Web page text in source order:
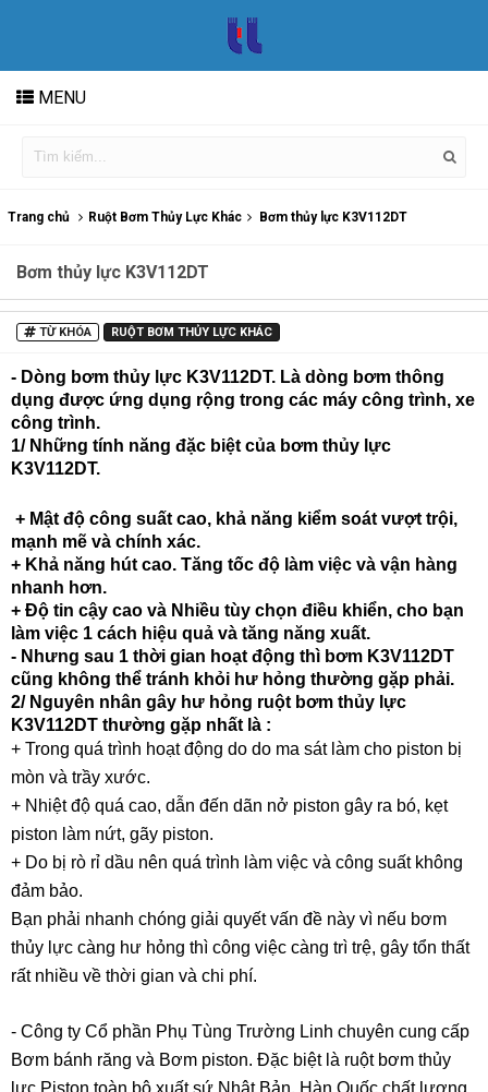
MENU
Trang chủ Ruột Bơm Thủy Lực Khác Bơm thủy lực K3V112DT
Bơm thủy lực K3V112DT
TỪ KHÓA RUỘT BƠM THỦY LỰC KHÁC
- Dòng bơm thủy lực K3V112DT. Là dòng bơm thông
dụng được ứng dụng rộng trong các máy công trình, xe
công trình.
1/ Những tính năng đặc biệt của bơm thủy lực
K3V112DT.
+ Mật độ công suất cao, khả năng kiểm soát vượt trội,
mạnh mẽ và chính xác.
+ Khả năng hút cao. Tăng tốc độ làm việc và vận hàng
nhanh hơn.
+ Độ tin cậy cao và Nhiều tùy chọn điều khiển, cho bạn
làm việc 1 cách hiệu quả và tăng năng xuất.
- Nhưng sau 1 thời gian hoạt động thì bơm K3V112DT
cũng không thể tránh khỏi hư hỏng thường gặp phải.
2/ Nguyên nhân gây hư hỏng ruột bơm thủy lực
K3V112DT thường gặp nhất là :
+ Trong quá trình hoạt động do do ma sát làm cho piston bị
mòn và trầy xước.
+ Nhiệt độ quá cao, dẫn đến dãn nở piston gây ra bó, kẹt
piston làm nứt, gãy piston.
+ Do bị rò rỉ dầu nên quá trình làm việc và công suất không
đảm bảo.
Bạn phải nhanh chóng giải quyết vấn đề này vì nếu bơm
thủy lực càng hư hỏng thì công việc càng trì trệ, gây tổn thất
rất nhiều về thời gian và chi phí.
- Công ty Cổ phần Phụ Tùng Trường Linh chuyên cung cấp
Bơm bánh răng và Bơm piston. Đặc biệt là ruột bơm thủy
lực Piston toàn bộ xuất sứ Nhật Bản, Hàn Quốc chất lượng